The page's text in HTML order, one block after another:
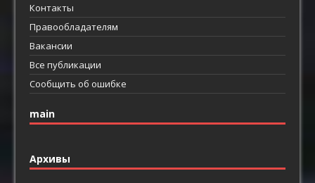
Контакты
Правообладателям
Вакансии
Все публикации
Сообщить об ошибке
main
Архивы